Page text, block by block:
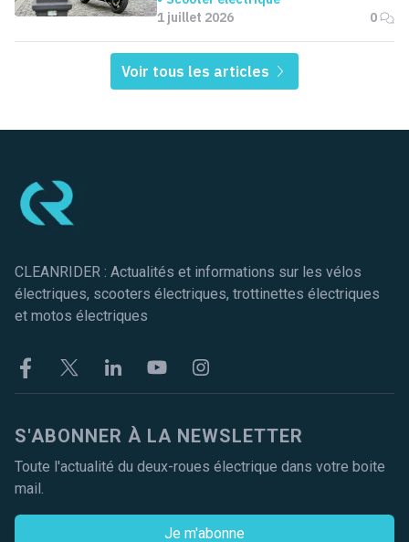
1 juillet 2026
0
Voir tous les articles
CLEANRIDER : Actualités et informations sur les vélos
électriques, scooters électriques, trottinettes électriques
et motos électriques
FacebookTwitter LinkekinYoutubeInstagram
S'ABONNER À LA NEWSLETTER
Toute l'actualité du deux-roues électrique dans votre boite
mail.
Je m'abonne